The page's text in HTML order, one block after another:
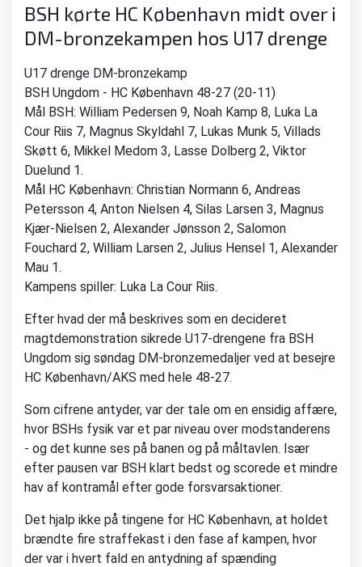
BSH kørte HC København midt over i
DM-bronzekampen hos U17 drenge
U17 drenge DM-bronzekamp
BSH Ungdom - HC København 48-27 (20-11)
Mål BSH: William Pedersen 9, Noah Kamp 8, Luka La
Cour Riis 7, Magnus Skyldahl 7, Lukas Munk 5, Villads
Skøtt 6, Mikkel Medom 3, Lasse Dolberg 2, Viktor
Duelund 1.
Mål HC København: Christian Normann 6, Andreas
Petersson 4, Anton Nielsen 4, Silas Larsen 3, Magnus
Kjær-Nielsen 2, Alexander Jønsson 2, Salomon
Fouchard 2, William Larsen 2, Julius Hensel 1, Alexander
Mau 1.
Kampens spiller: Luka La Cour Riis.
Efter hvad der må beskrives som en decideret
magtdemonstration sikrede U17-drengene fra BSH
Ungdom sig søndag DM-bronzemedaljer ved at besejre
HC København/AKS med hele 48-27.
Som cifrene antyder, var der tale om en ensidig affære,
hvor BSHs fysik var et par niveau over modstanderens
- og det kunne ses på banen og på måltavlen. Især
efter pausen var BSH klart bedst og scorede et mindre
hav af kontramål efter gode forsvarsaktioner.
Det hjalp ikke på tingene for HC København, at holdet
brændte fire straffekast i den fase af kampen, hvor
der var i hvert fald en antydning af spænding